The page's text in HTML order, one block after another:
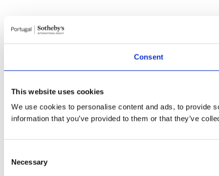
Consent
This website uses cookies
We use cookies to personalise content and ads, to provide
information that you’ve provided to them or that they’ve
Selection
Necessary